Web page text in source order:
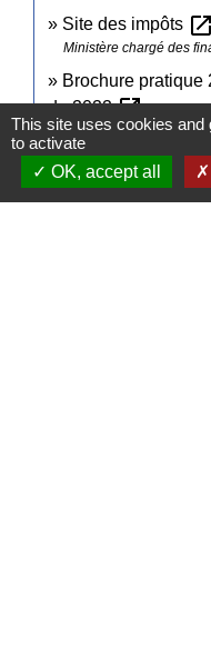
Site des impôts open_in_new
Ministère chargé des
Brochure pratique
de 2022open_in_new
Ministère chargé des
Impôt sur le
Ministère chargé des
This site uses cookies
to activate
OK, accept all